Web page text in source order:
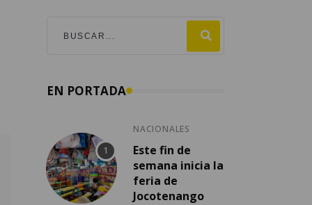
EN PORTADA
NACIONALES
Este fin de
semana inicia la
feria de
Jocotenango